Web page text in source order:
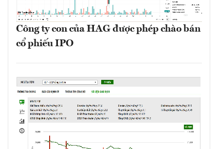
Công ty con của HAG được phép chào bán
cổ phiếu IPO